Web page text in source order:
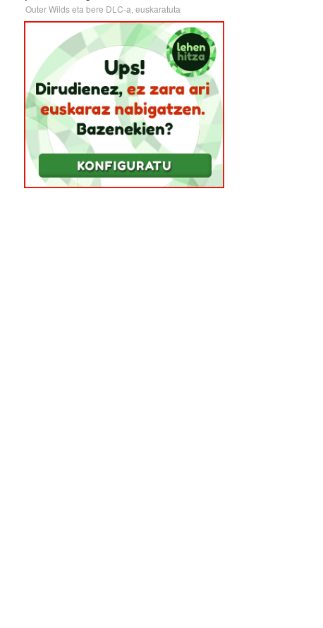
Outer Wilds eta bere DLC-a, euskaratuta